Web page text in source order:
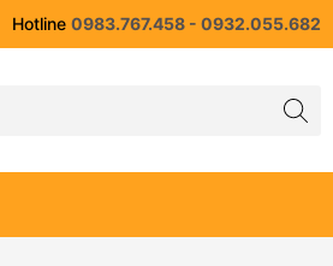
Hotline 0983.767.458 - 0932.055.682